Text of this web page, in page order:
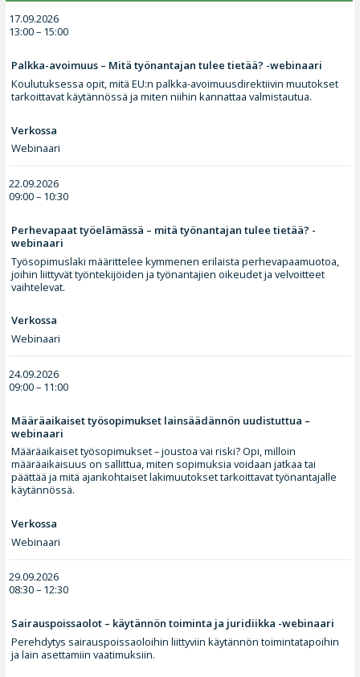
17.09.2026
13:00 – 15:00
Palkka-avoimuus – Mitä työnantajan tulee tietää? -webinaari
Koulutuksessa opit, mitä EU:n palkka-avoimuusdirektiivin muutokset
tarkoittavat käytännössä ja miten niihin kannattaa valmistautua.
Verkossa
Webinaari
22.09.2026
09:00 – 10:30
Perhevapaat työelämässä – mitä työnantajan tulee tietää? -
webinaari
Työsopimuslaki määrittelee kymmenen erilaista perhevapaamuotoa,
joihin liittyvät työntekijöiden ja työnantajien oikeudet ja velvoitteet
vaihtelevat.
Verkossa
Webinaari
24.09.2026
09:00 – 11:00
Määräaikaiset työsopimukset lainsäädännön uudistuttua –
webinaari
Määräaikaiset työsopimukset – joustoa vai riski? Opi, milloin
määräaikaisuus on sallittua, miten sopimuksia voidaan jatkaa tai
päättää ja mitä ajankohtaiset lakimuutokset tarkoittavat työnantajalle
käytännössä.
Verkossa
Webinaari
29.09.2026
08:30 – 12:30
Sairauspoissaolot – käytännön toiminta ja juridiikka -webinaari
Perehdytys sairauspoissaoloihin liittyviin käytännön toimintatapoihin
ja lain asettamiin vaatimuksiin.